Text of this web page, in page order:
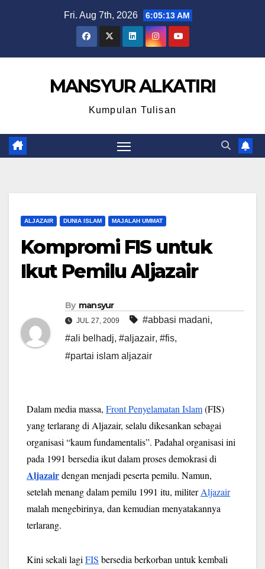
Fri. Aug 7th, 2026 6:05:14 AM
MANSYUR ALKATIRI
Kumpulan Tulisan
ALJAZAIR DUNIA ISLAM MAJALAH UMMAT
Kompromi FIS untuk
Ikut Pemilu Aljazair
By mansyur
JUL 27, 2009 #abbasi madani,
#ali belhadj, #aljazair, #fis,
#partai islam aljazair
Dalam media massa, Front Penyelamatan Islam(FIS)
yang terlarang di Aljazair, selalu dikesankan sebagai
organisasi “kaum fundamentalis”. Padahal organisasi ini
pada 1991 bersedia ikut dalam proses demokrasi di
Aljazairdengan menjadi peserta pemilu. Namun,
setelah menang dalam pemilu 1991 itu, militerAljazair
malah mengebirinya, dan kemudian menyatakannya
terlarang.
Kini sekali lagiFIS bersedia berkorban untuk kembali